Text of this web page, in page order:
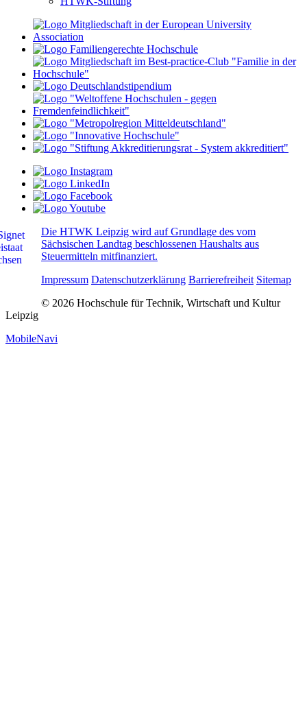
Die HTWK Leipzig wird auf Grundlage des vom
Sächsischen Landtag beschlossenen Haushalts aus
Steuermitteln mitfinanziert.
Impressum Datenschutzerklärung Barrierefreiheit Sitemap
© 2026 Hochschule für Technik, Wirtschaft und Kultur
Leipzig
MobileNavi